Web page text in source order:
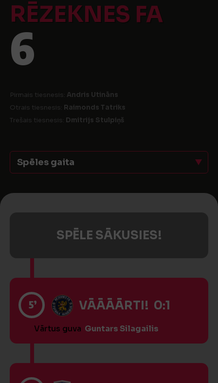
RĒZEKNES FA
6
Pirmais tiesnesis: Andris Utināns
Otrais tiesnesis: Raimonds Tatriks
Trešais tiesnesis: Dmitrijs Stulpiņš
Spēles gaita
SPĒLE SĀKUSIES!
5’ VĀĀĀĀRTI! 0:1
Vārtus guva Guntars Silagailis